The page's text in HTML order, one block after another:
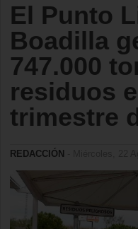
El Punto
Boadilla
747.000
residuos
trimestre
REDACCIÓN